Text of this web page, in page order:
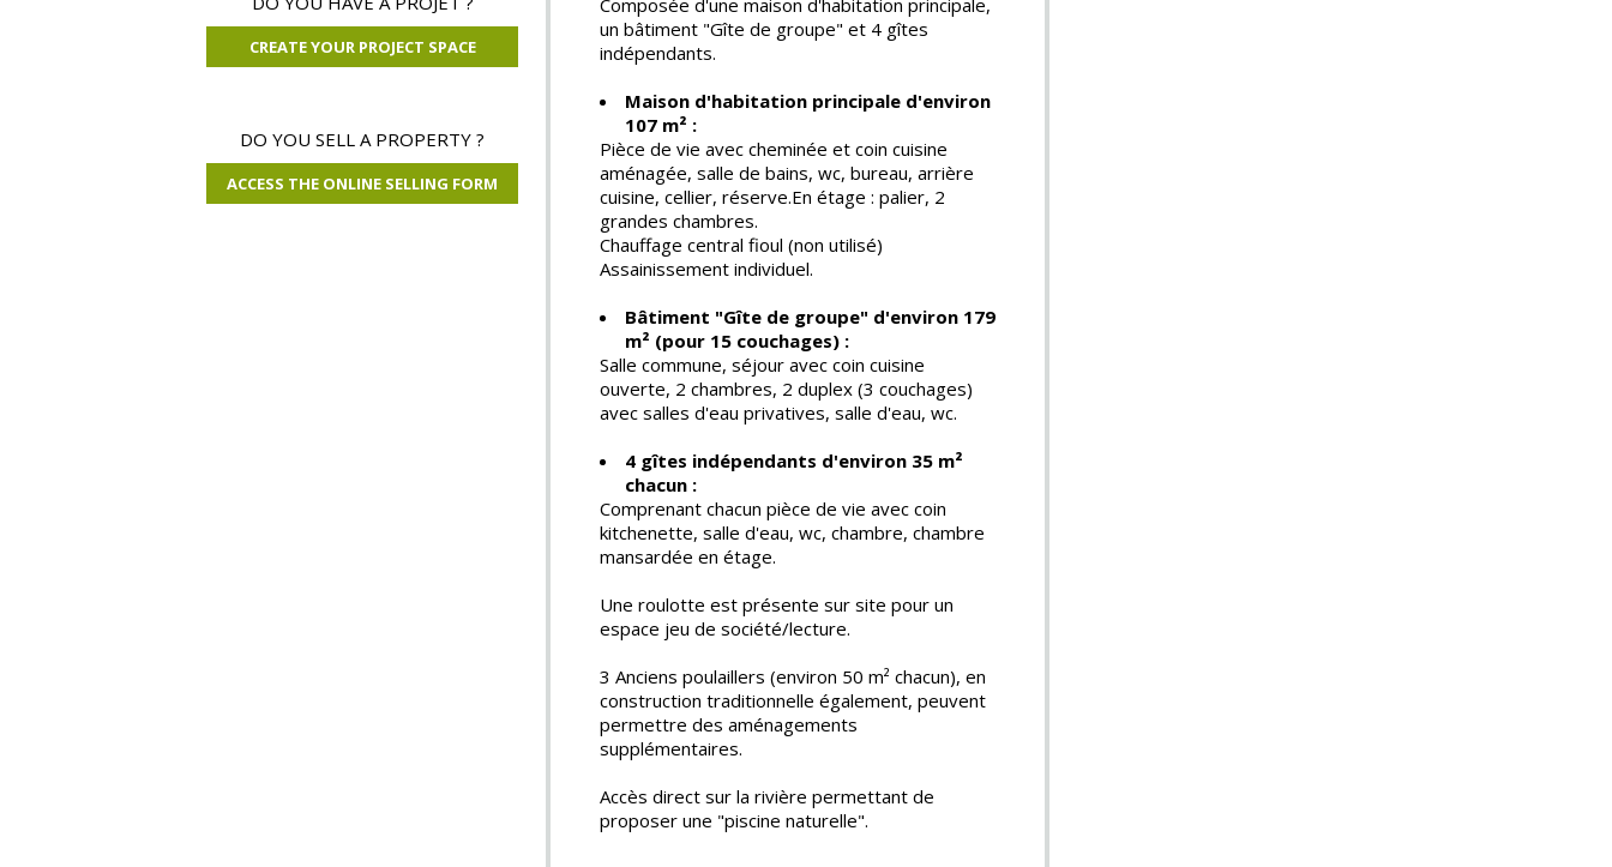
CREATE YOUR PROJECT SPACE
DO YOU SELL A PROPERTY ?
ACCESS THE ONLINE SELLING FORM
Composée d'une maison d'habitation principale,
un bâtiment "Gîte de groupe" et 4 gîtes
indépendants.
Maison d'habitation principale d'environ
107 m² :
Pièce de vie avec cheminée et coin cuisine
aménagée, salle de bains, wc, bureau, arrière
cuisine, cellier, réserve.En étage : palier, 2
grandes chambres.
Chauffage central fioul (non utilisé)
Assainissement individuel.
Bâtiment "Gîte de groupe" d'environ 179
m² (pour 15 couchages) :
Salle commune, séjour avec coin cuisine
ouverte, 2 chambres, 2 duplex (3 couchages)
avec salles d'eau privatives, salle d'eau, wc.
4 gîtes indépendants d'environ 35 m²
chacun :
Comprenant chacun pièce de vie avec coin
kitchenette, salle d'eau, wc, chambre, chambre
mansardée en étage.
Une roulotte est présente sur site pour un
espace jeu de société/lecture.
3 Anciens poulaillers (environ 50 m² chacun), en
construction traditionnelle également, peuvent
permettre des aménagements
supplémentaires.
Accès direct sur la rivière permettant de
proposer une "piscine naturelle".